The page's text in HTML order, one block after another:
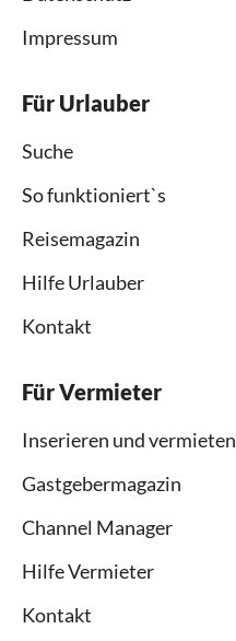
Impressum
Für Urlauber
Suche
So funktioniert`s
Reisemagazin
Hilfe Urlauber
Kontakt
Für Vermieter
Inserieren und vermieten
Gastgebermagazin
Channel Manager
Hilfe Vermieter
Kontakt